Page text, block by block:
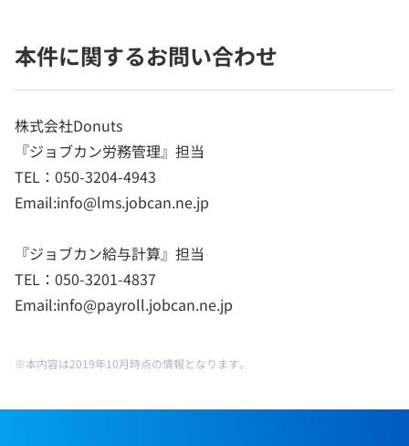
本件に関するお問い合わせ
株式会社Donuts
『ジョブカン労務管理』担当
TEL：050-3204-4943
Email:info@lms.jobcan.ne.jp
『ジョブカン給与計算』担当
TEL：050-3201-4837
Email:info@payroll.jobcan.ne.jp
※本内容は2019年10月時点の情報となります。